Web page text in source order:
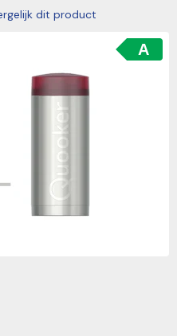
dit product
A